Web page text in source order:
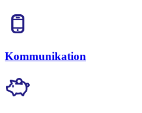
Kommunikation